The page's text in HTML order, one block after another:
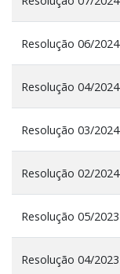
Resolução 06/2024
Resolução 04/2024
Resolução 03/2024
Resolução 02/2024
Resolução 05/2023
Resolução 04/2023